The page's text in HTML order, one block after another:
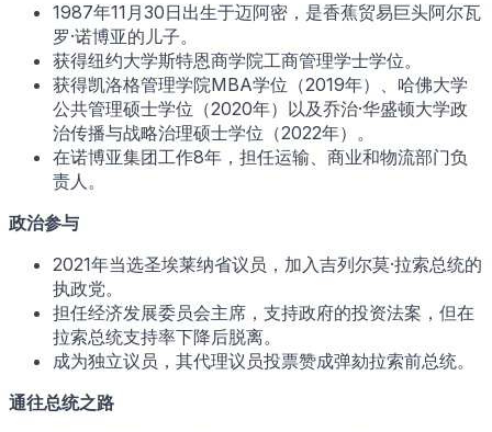
1987年11月30日出生于迈阿密，是香蕉贸易巨头阿尔瓦
罗·诺博亚的儿子。
获得纽约大学斯特恩商学院工商管理学士学位。
获得凯洛格管理学院MBA学位（2019年）、哈佛大学
公共管理硕士学位（2020年）以及乔治·华盛顿大学政
治传播与战略治理硕士学位（2022年）。
在诺博亚集团工作8年，担任运输、商业和物流部门负
责人。
政治参与
2021年当选圣埃莱纳省议员，加入吉列尔莫·拉索总统的
执政党。
担任经济发展委员会主席，支持政府的投资法案，但在
拉索总统支持率下降后脱离。
成为独立议员，其代理议员投票赞成弹劾拉索前总统。
通往总统之路